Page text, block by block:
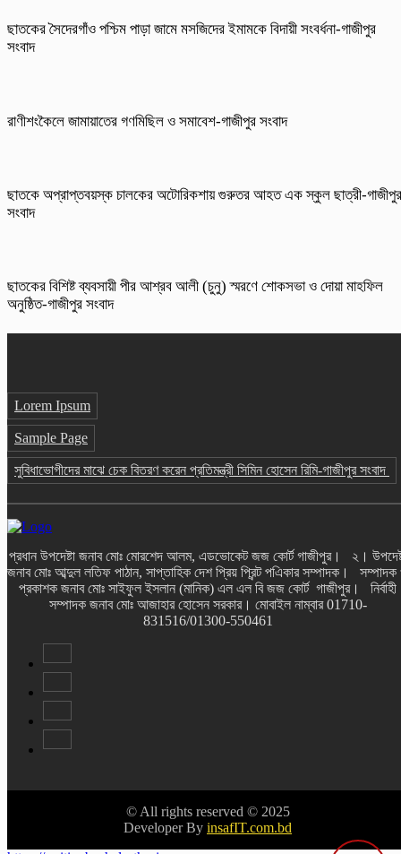
ছাতকের সৈদেরগাঁও পশ্চিম পাড়া জামে মসজিদের ইমামকে বিদায়ী সংবর্ধনা-গাজীপুর
সংবাদ
রাণীশংকৈলে জামায়াতের গণমিছিল ও সমাবেশ-গাজীপুর সংবাদ
ছাতকে অপ্রাপ্তবয়স্ক চালকের অটোরিকশায় গুরুতর আহত এক স্কুল ছাত্রী-গাজীপুর
সংবাদ
ছাতকের বিশিষ্ট ব্যবসায়ী পীর আশ্রব আলী (চুনু) স্মরণে শোকসভা ও দোয়া মাহফিল
অনুষ্ঠিত-গাজীপুর সংবাদ
Lorem Ipsum
Sample Page
সুবিধাভোগীদের মাঝে চেক বিতরণ করেন প্রতিমন্ত্রী সিমিন হোসেন রিমি-গাজীপুর সংবাদ
প্রধান উপদেষ্টা জনাব মোঃ মোরশেদ আলম, এডভোকেট জজ কোর্ট গাজীপুর। ২।
জনাব মোঃ আব্দুল লতিফ পাঠান, সাপ্তাহিক দেশ প্রিয় প্রিন্ট পএিকার সম্পাদক।
প্রকাশক জনাব মোঃ সাইফুল ইসলান (মানিক) এল এল বি জজ কোর্ট গাজীপুর। নির্বাহী
সম্পাদক জনাব মোঃ আজাহার হোসেন সরকার। মোবাইল নাম্বার 01710-
831516/01300-550461
© All rights reserved © 2025
Developer By insafIT.com.bd